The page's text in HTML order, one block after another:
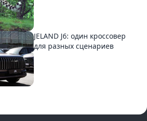
JELAND J6: один кроссовер
для разных сценариев